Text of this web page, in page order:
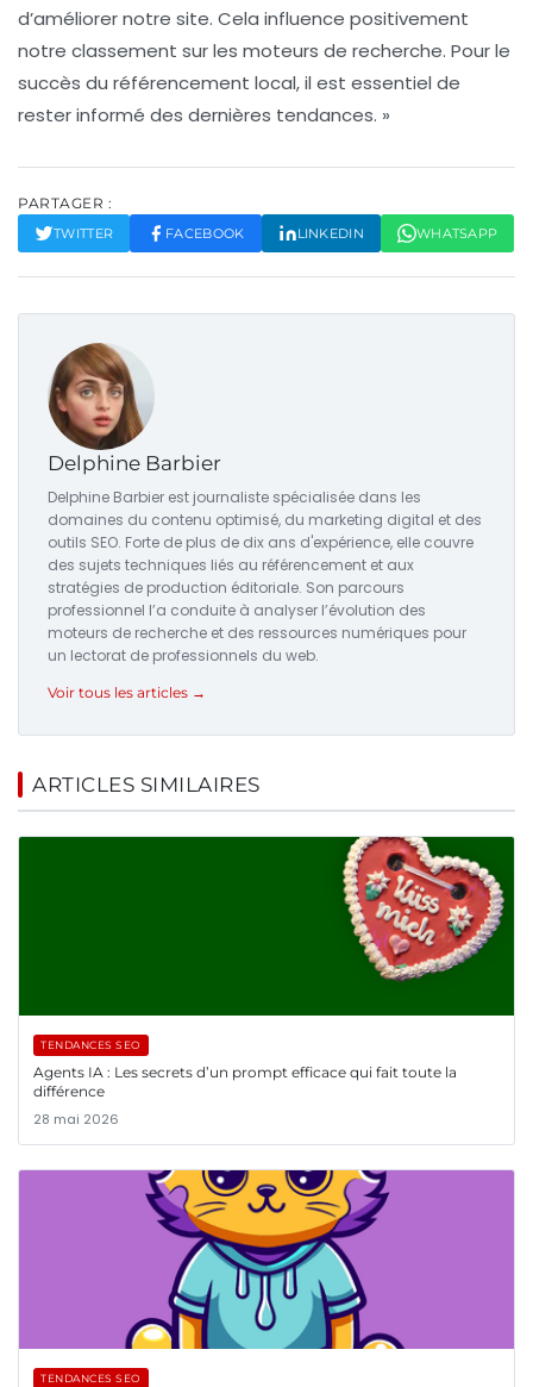
d’améliorer notre site. Cela influence positivement
notre classement sur les moteurs de recherche. Pour le
succès du référencement local, il est essentiel de
rester informé des dernières tendances. »
PARTAGER :
TWITTER FACEBOOK LINKEDIN WHATSAPP
Delphine Barbier
Delphine Barbier est journaliste spécialisée dans les
domaines du contenu optimisé, du marketing digital et des
outils SEO. Forte de plus de dix ans d'expérience, elle couvre
des sujets techniques liés au référencement et aux
stratégies de production éditoriale. Son parcours
professionnel l’a conduite à analyser l’évolution des
moteurs de recherche et des ressources numériques pour
un lectorat de professionnels du web.
Voir tous les articles →
ARTICLES SIMILAIRES
TENDANCES SEO
Agents IA : Les secrets d’un prompt efficace qui fait toute la
différence
28 mai 2026
TENDANCES SEO